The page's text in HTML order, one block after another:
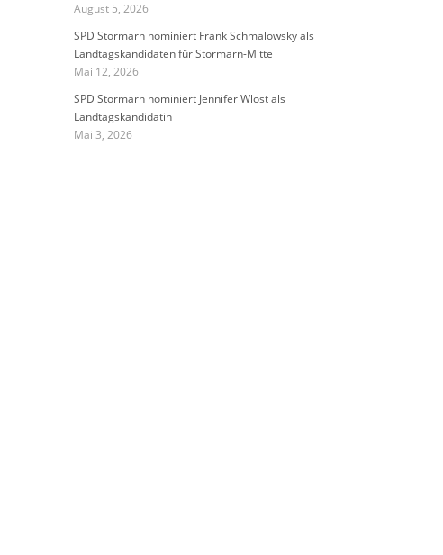
August 5, 2026
SPD Stormarn nominiert Frank Schmalowsky als
Landtagskandidaten für Stormarn-Mitte
Mai 12, 2026
SPD Stormarn nominiert Jennifer Wlost als
Landtagskandidatin
Mai 3, 2026